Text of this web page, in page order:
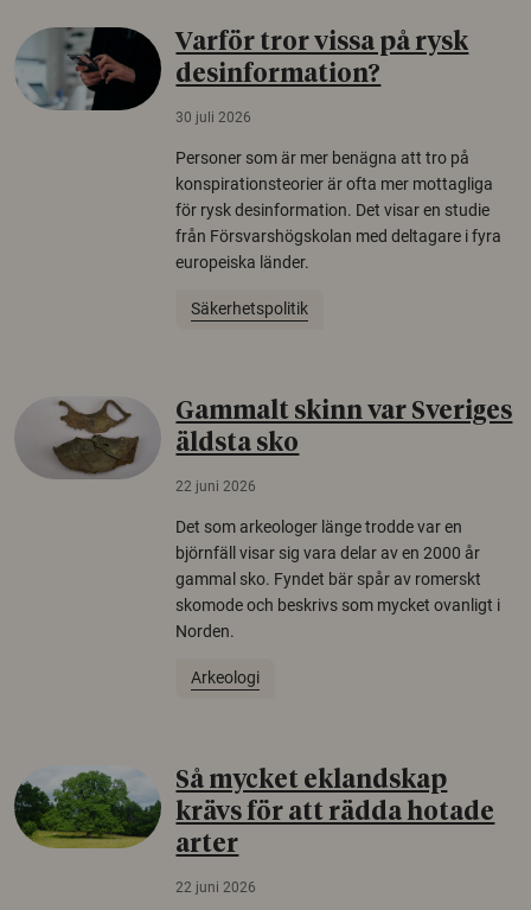
Varför tror vissa på rysk
desinformation?
30 juli 2026
Personer som är mer benägna att tro på
konspirationsteorier är ofta mer mottagliga
för rysk desinformation. Det visar en studie
från Försvarshögskolan med deltagare i fyra
europeiska länder.
Säkerhetspolitik
Gammalt skinn var Sveriges
äldsta sko
22 juni 2026
Det som arkeologer länge trodde var en
björnfäll visar sig vara delar av en 2000 år
gammal sko. Fyndet bär spår av romerskt
skomode och beskrivs som mycket ovanligt i
Norden.
Arkeologi
Så mycket eklandskap
krävs för att rädda hotade
arter
22 juni 2026